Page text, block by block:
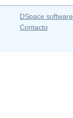
DSpace software
Contacto